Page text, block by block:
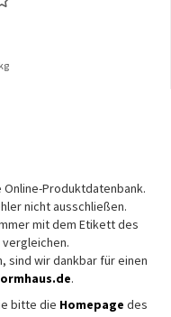
Produktdatenbank.
nicht ausschließen.
mit dem Etikett des
sind wir dankbar für einen
.
bitte die Homepage des